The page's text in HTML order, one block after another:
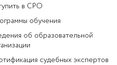
в СРО
обучения
об образовательной
судебных экспертов